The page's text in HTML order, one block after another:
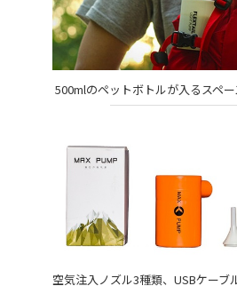
500mlのペットボトルが入るスペ
空気注入ノズル3種類、USBケーブ